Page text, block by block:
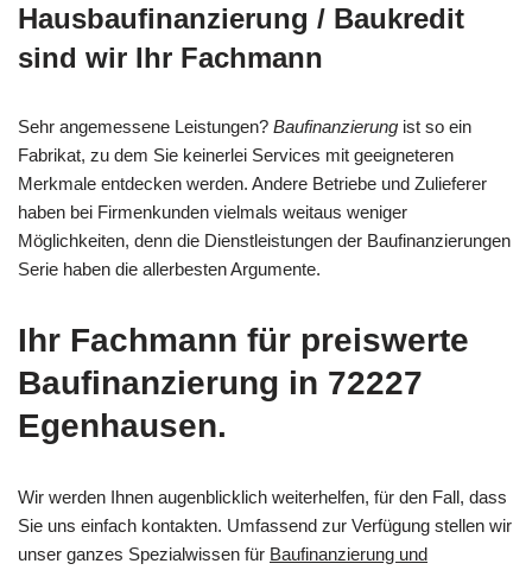
Hausbaufinanzierung / Baukredit
sind wir Ihr Fachmann
Sehr angemessene Leistungen? Baufinanzierung ist so ein
Fabrikat, zu dem Sie keinerlei Services mit geeigneteren
Merkmale entdecken werden. Andere Betriebe und Zulieferer
haben bei Firmenkunden vielmals weitaus weniger
Möglichkeiten, denn die Dienstleistungen der Baufinanzierungen
Serie haben die allerbesten Argumente.
Ihr Fachmann für preiswerte
Baufinanzierung in 72227
Egenhausen.
Wir werden Ihnen augenblicklich weiterhelfen, für den Fall, dass
Sie uns einfach kontakten. Umfassend zur Verfügung stellen wir
unser ganzes Spezialwissen für Baufinanzierung und